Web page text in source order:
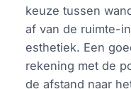
keuze tussen
af van de ruimte-
esthetiek. Een
rekening met de
de afstand naar